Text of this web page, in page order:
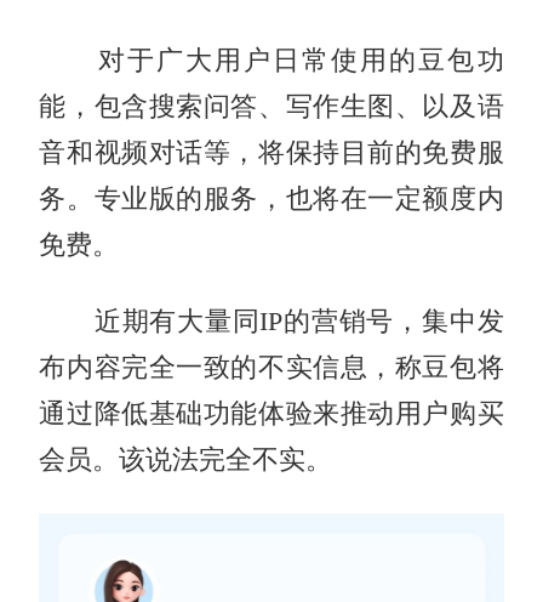
对于广大用户日常使用的豆包功
能，包含搜索问答、写作生图、以及语
音和视频对话等，将保持目前的免费服
务。专业版的服务，也将在一定额度内
免费。
近期有大量同IP的营销号，集中发
布内容完全一致的不实信息，称豆包将
通过降低基础功能体验来推动用户购买
会员。该说法完全不实。